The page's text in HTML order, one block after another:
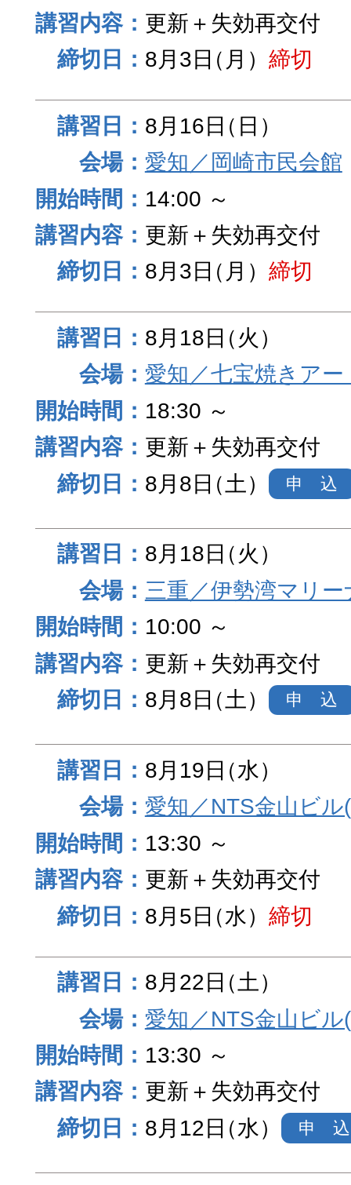
更新＋失効再交付
8月3日（月） 締切
8月16日（日）
愛知／岡崎市民会館
14:00 ～
更新＋失効再交付
8月3日（月） 締切
8月18日（火）
愛知／七宝焼きア
18:30 ～
更新＋失効再交付
8月8日（土） 申 込
8月18日（火）
三重／伊勢湾マリー
10:00 ～
更新＋失効再交付
8月8日（土） 申 込
8月19日（水）
愛知／NTS金山ビ
13:30 ～
更新＋失効再交付
8月5日（水） 締切
8月22日（土）
愛知／NTS金山ビ
13:30 ～
更新＋失効再交付
8月12日（水） 申 込